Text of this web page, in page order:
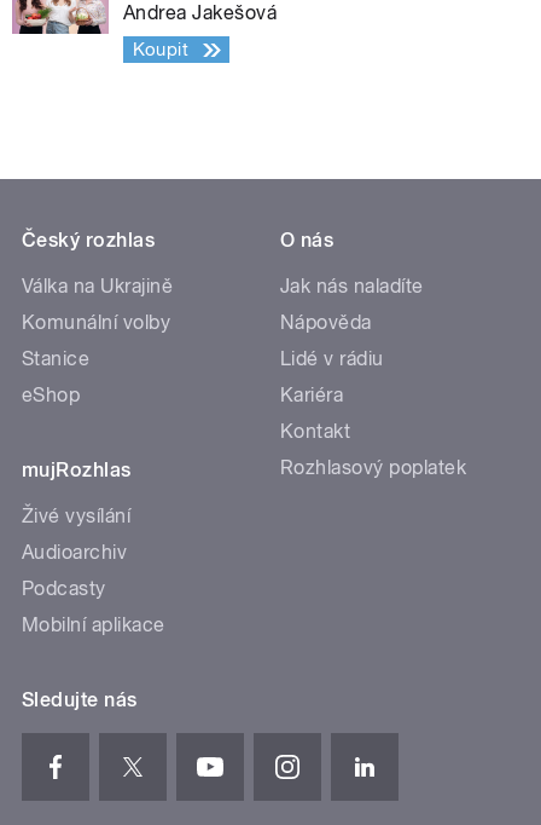
Andrea Jakešová
Koupit
Český rozhlas
Válka na Ukrajině
Komunální volby
Stanice
eShop
mujRozhlas
Živé vysílání
Audioarchiv
Podcasty
Mobilní aplikace
O nás
Jak nás naladíte
Nápověda
Lidé v rádiu
Kariéra
Kontakt
Rozhlasový poplatek
Sledujte nás